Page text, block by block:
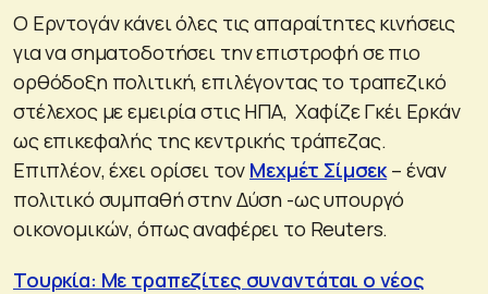
Ο Ερντογάν κάνει όλες τις απαραίτητες κινήσεις
για να σηματοδοτήσει την επιστροφή σε πιο
ορθόδοξη πολιτική, επιλέγοντας το τραπεζικό
στέλεχος με εμειρία στις ΗΠΑ, Χαφίζε Γκέι Ερκάν
ως επικεφαλής της κεντρικής τράπεζας.
Επιπλέον, έχει ορίσει τον Μεχμέτ Σίμσεκ – έναν
πολιτικό συμπαθή στην Δύση -ως υπουργό
οικονομικών, όπως αναφέρει το Reuters.
Τουρκία: Με τραπεζίτες συναντάται ο νέος